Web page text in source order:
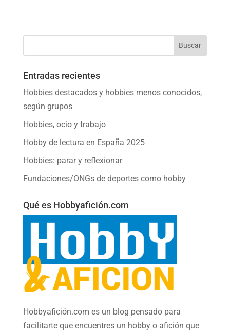
Entradas recientes
Hobbies destacados y hobbies menos conocidos,
según grupos
Hobbies, ocio y trabajo
Hobby de lectura en España 2025
Hobbies: parar y reflexionar
Fundaciones/ONGs de deportes como hobby
Qué es Hobbyafición.com
Hobbyafición.com es un blog pensado para
facilitarte que encuentres un hobby o afición que